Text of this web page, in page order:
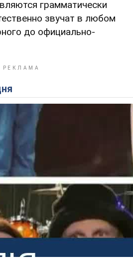
грамматически
звучат в любом
до официально-